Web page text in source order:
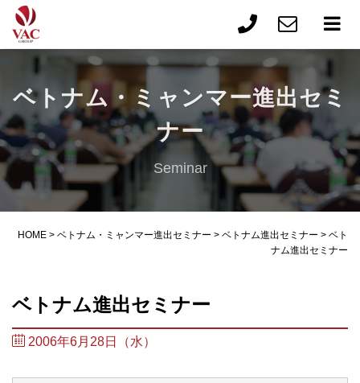
ベトナム・ミャンマー進出セミ
ナー
Seminar
HOME > ベトナム・ミャンマー進出セミナー > ベトナム進出セミナー > ベト
ナム進出セミナー
ベトナム進出セミナー
2006年6月28日（水）